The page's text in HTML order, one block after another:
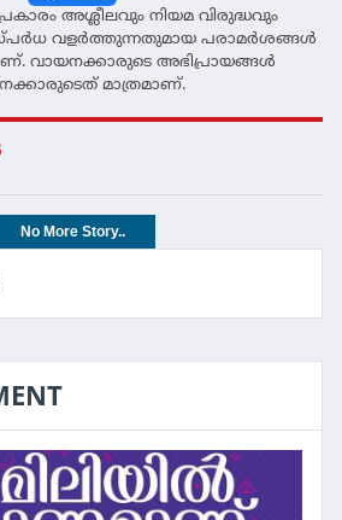
അശ്ലീലവും നിയമ വിരുദ്ധവും
വളര്‍ത്തുന്നതുമായ പരാമര്‍ശങ്ങള്‍
വായനക്കാരുടെ അഭിപ്രായങ്ങള്‍
മാത്രമാണ്.
No More Story..